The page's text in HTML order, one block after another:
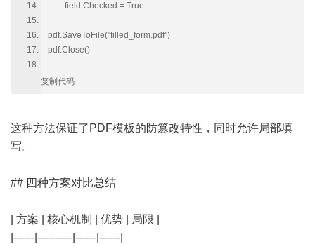
field.Checked = True
pdf.SaveToFile("filled_form.pdf")
pdf.Close()
复制代码
这种方法保证了PDF模板的防篡改特性，同时允许局部填
写。
## 四种方案对比总结
| 方案 | 核心机制 | 优势 | 局限 |
|------|----------|------|------|